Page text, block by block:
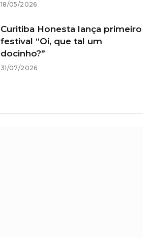
18/05/2026
Curitiba Honesta lança primeiro
festival “Oi, que tal um
docinho?”
31/07/2026